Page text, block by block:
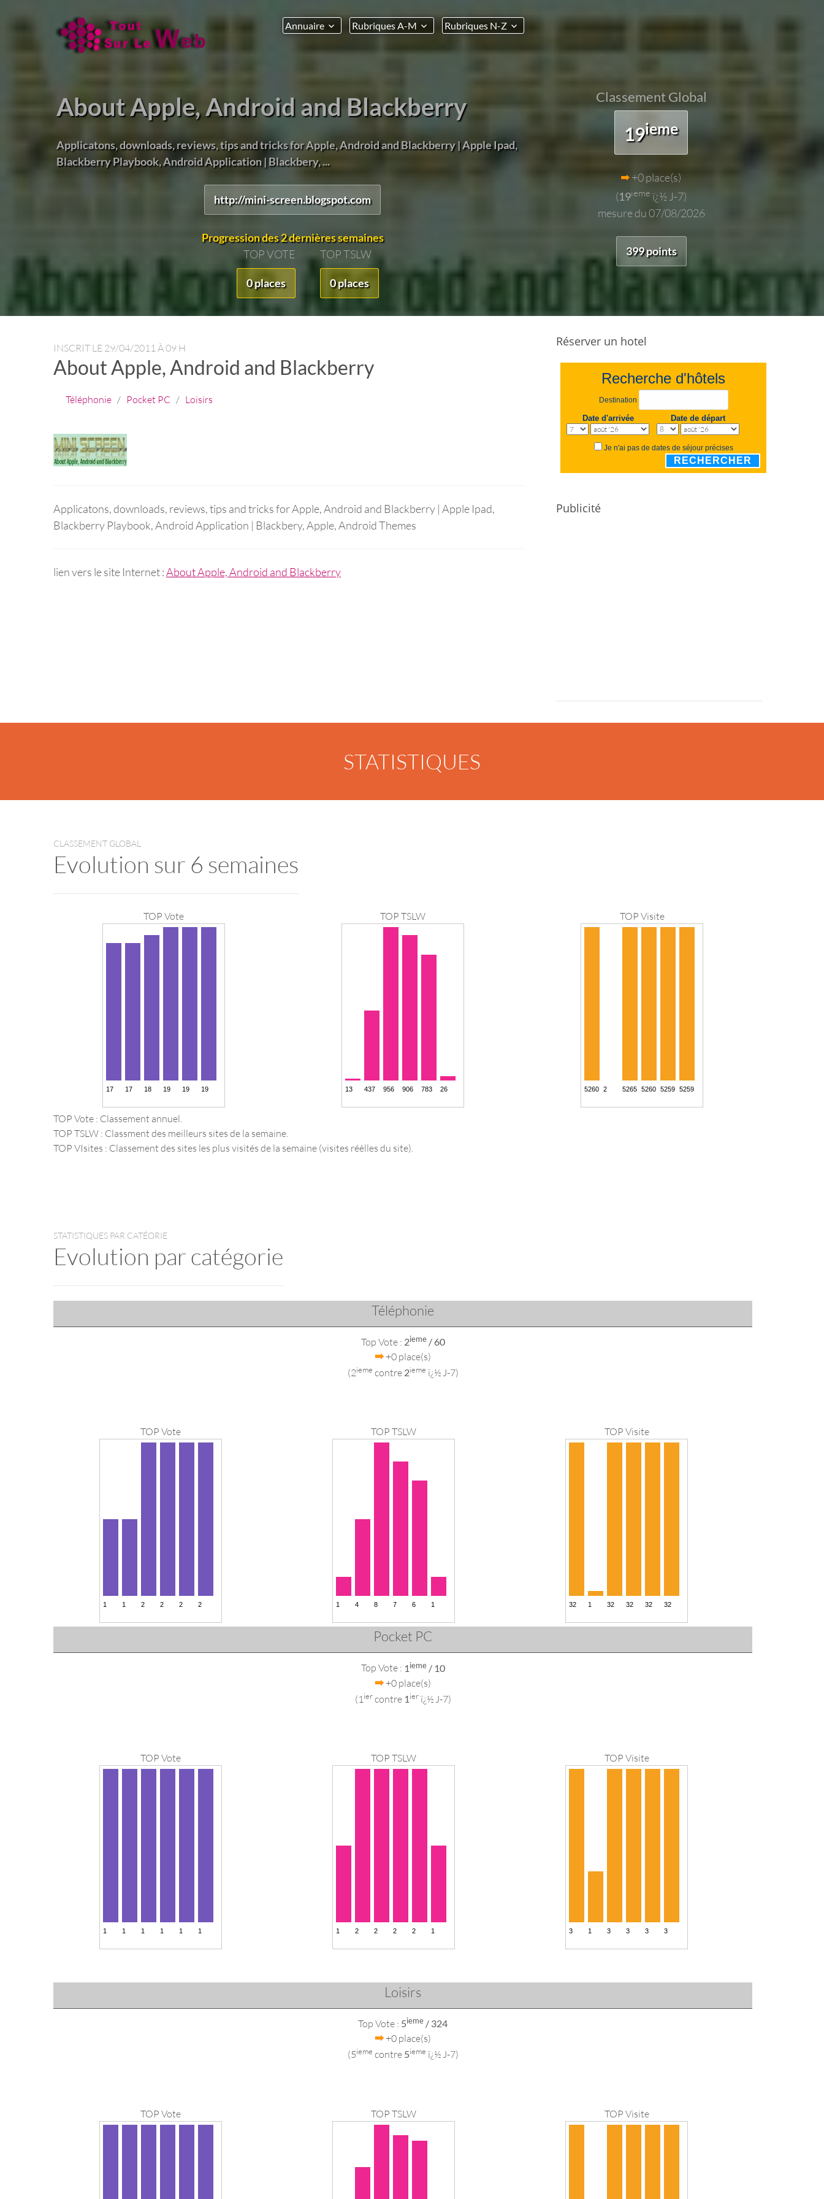
Annuaire Rubriques A-M Rubriques N-Z
About Apple, Android and Blackberry
Applicatons, downloads, reviews, tips and tricks for Apple, Android and Blackberry | Apple Ipad,
Blackberry Playbook, Android Application | Blackbery, ...
http://mini-screen.blogspot.com
Progression des 2 dernières semaines
TOP VOTE
0 places
TOP TSLW
0 places
Classement Global
19ieme
+0 place(s)
(19ieme ï¿½ J-7)
mesure du 07/08/2026
399 points
INSCRIT LE 29/04/2011 À 09 H
About Apple, Android and Blackberry
Téléphonie / Pocket PC / Loisirs
Applicatons, downloads, reviews, tips and tricks for Apple, Android and Blackberry | Apple Ipad,
Blackberry Playbook, Android Application | Blackbery, Apple, Android Themes
lien vers le site Internet :About Apple, Android and Blackberry
Réserver un hotel
Recherche d'hôtels
Destination
Date d'arrivée Date de départ
Je n'ai pas de dates de séjour précises
RECHERCHER
Publicité
STATISTIQUES
CLASSEMENT GLOBAL
Evolution sur 6 semaines
TOP Vote TOP TSLW TOP Visite
TOP Vote : Classement annuel.
TOP TSLW : Classment des meilleurs sites de la semaine.
TOP VIsites : Classement des sites les plus visités de la semaine (visites réèlles du site).
STATISTIQUES PAR CATÉORIE
Evolution par catégorie
Téléphonie
Top Vote : 2ieme/ 60
+0 place(s)
(2ieme contre 2ieme ï¿½ J-7)
TOP Vote TOP TSLW TOP Visite
Pocket PC
Top Vote : 1ieme/ 10
+0 place(s)
(1 iercontre 1ierï¿½ J-7)
TOP Vote TOP TSLW TOP Visite
Loisirs
Top Vote : 5ieme / 324
+0 place(s)
(5ieme contre 5ieme ï¿½ J-7)
TOP Vote TOP TSLW TOP Visite